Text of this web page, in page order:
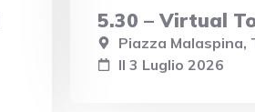
5.30 – Virtual
Piazza Malaspina,
Il 3 Luglio 2026